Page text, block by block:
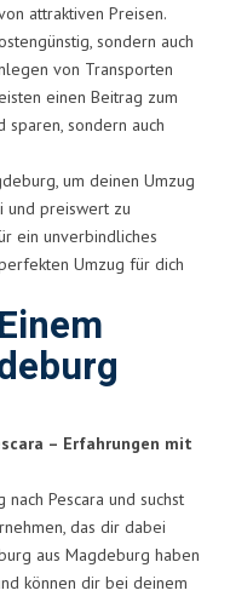
attraktiven Preisen.
sondern auch
von Transporten
einen Beitrag zum
sparen, sondern auch
um deinen Umzug
und preiswert zu
ein unverbindliches
Umzug für dich
– Erfahrungen mit
Pescara und suchst
das dir dabei
aus Magdeburg haben
können dir bei deinem